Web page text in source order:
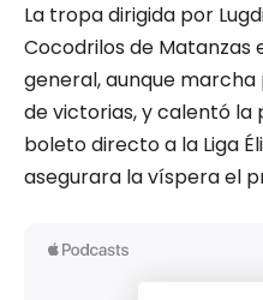
La tropa dirigida por
Cocodrilos de Matanzas
general, aunque
de victorias, y calentó la
boleto directo a la Liga
asegurara la víspera el